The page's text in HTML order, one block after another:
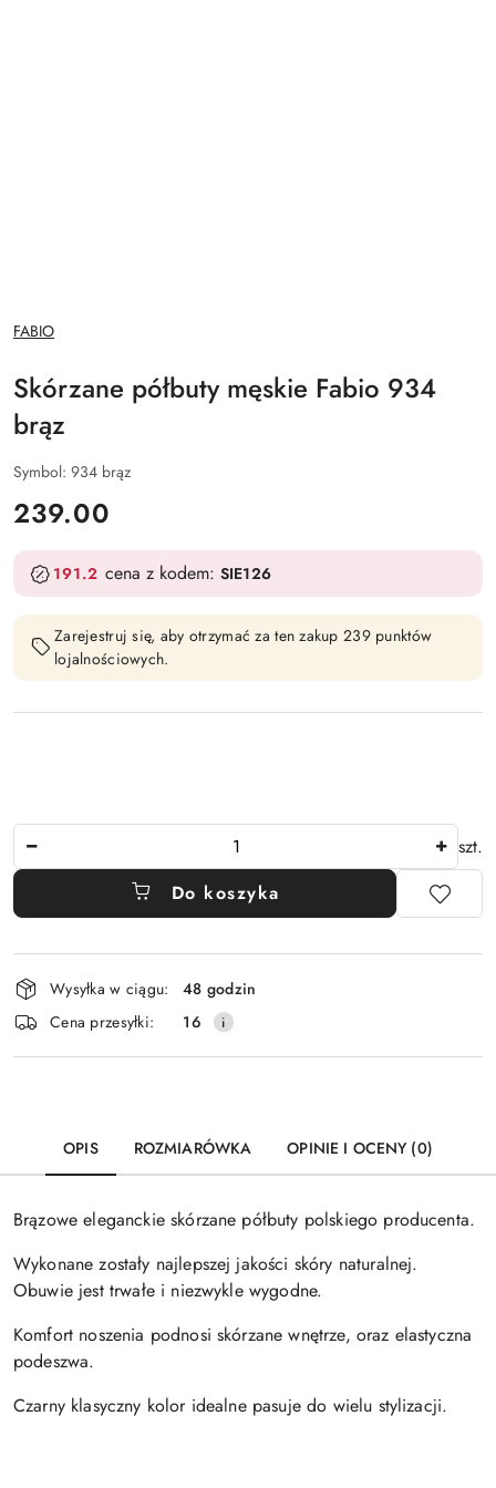
NAZWA
PRODUCENTA:
FABIO
Skórzane półbuty męskie Fabio 934
brąz
Symbol: 934 brąz
cena:
239.00
191.2 cena z kodem: SIE126
Zarejestruj się, aby otrzymać za ten zakup 239 punktów
lojalnościowych.
szt.
Do koszyka
Dostępność
i
dostawa
Wysyłka w ciągu:
48 godzin
Cena przesyłki:
16
OPIS ROZMIARÓWKA OPINIE I OCENY (0)
Brązowe eleganckie skórzane półbuty polskiego producenta.
Wykonane zostały najlepszej jakości skóry naturalnej.
Obuwie jest trwałe i niezwykle wygodne.
Komfort noszenia podnosi skórzane wnętrze, oraz elastyczna
podeszwa.
Czarny klasyczny kolor idealne pasuje do wielu stylizacji.